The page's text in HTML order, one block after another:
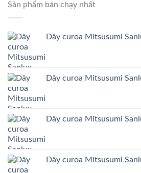
Sản phẩm bán chạy nhất
Dây curoa Mitsusumi
Dây curoa Mitsusumi
Dây curoa Mitsusumi
Dây curoa Mitsusumi